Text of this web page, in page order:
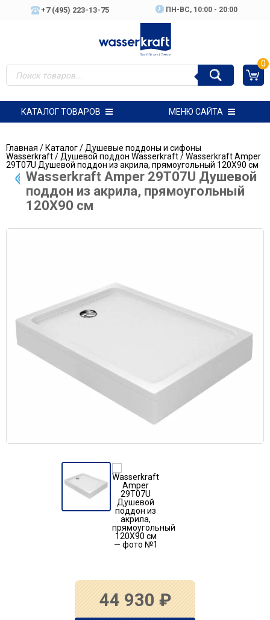
+7 (495) 223-13-75 ПН-ВC, 10:00 - 20:00
0
КАТАЛОГ ТОВАРОВ МЕНЮ САЙТА
Главная /Каталог/ Душевые поддоны и сифоны
Wasserkraft/ Душевой поддон Wasserkraft/ Wasserkraft Amper
29T07U Душевой поддон из акрила, прямоугольный 120Х90 см
Wasserkraft Amper 29T07U Душевой
поддон из акрила, прямоугольный
120Х90 см
44 930 ₽